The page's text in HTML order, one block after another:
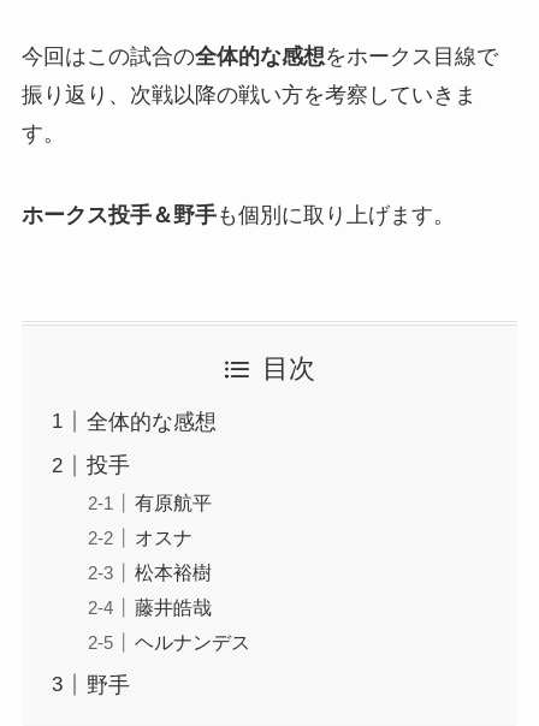
今回はこの試合の全体的な感想をホークス目線で
振り返り、次戦以降の戦い方を考察していきま
す。
ホークス投手＆野手も個別に取り上げます。
目次
全体的な感想
投手
有原航平
オスナ
松本裕樹
藤井皓哉
ヘルナンデス
野手